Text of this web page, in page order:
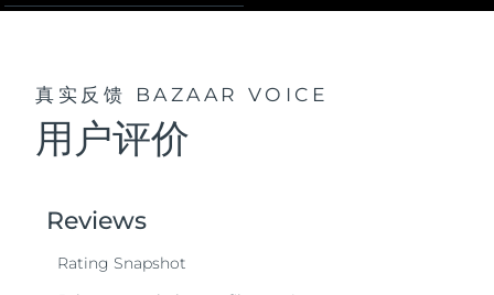
真实反馈 BAZAAR VOICE
用户评价